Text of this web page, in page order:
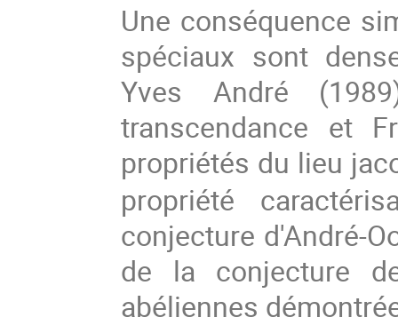
Une conséquence
spéciaux sont
Yves André
transcendance et
propriétés du lieu
propriété
conjecture d'André-
de la conjecture
abéliennes